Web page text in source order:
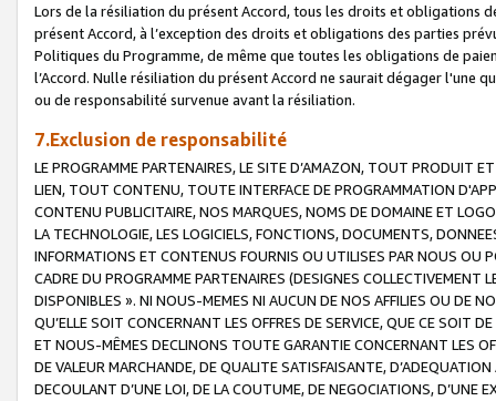
Lors de la résiliation du présent Accord, tous les droits et obligations
présent Accord, à l’exception des droits et obligations des parties
Politiques du Programme, de même que toutes les obligations de
l’Accord. Nulle résiliation du présent Accord ne saurait dégager l'une
ou de responsabilité survenue avant la résiliation.
7.Exclusion de responsabilité
LE PROGRAMME PARTENAIRES, LE SITE D’AMAZON, TOUT PRODUIT
LIEN, TOUT CONTENU, TOUTE INTERFACE DE PROGRAMMATION
CONTENU PUBLICITAIRE, NOS MARQUES, NOMS DE DOMAINE ET
LA TECHNOLOGIE, LES LOGICIELS, FONCTIONS, DOCUMENTS,
INFORMATIONS ET CONTENUS FOURNIS OU UTILISES PAR NOUS OU
CADRE DU PROGRAMME PARTENAIRES (DESIGNES COLLECTIVEMENT
DISPONIBLES ». NI NOUS-MEMES NI AUCUN DE NOS AFFILIES OU DE
QU’ELLE SOIT CONCERNANT LES OFFRES DE SERVICE, QUE CE SOIT
ET NOUS-MÊMES DECLINONS TOUTE GARANTIE CONCERNANT LES
DE VALEUR MARCHANDE, DE QUALITE SATISFAISANTE,
DECOULANT D’UNE LOI, DE LA COUTUME, DE NEGOCIATIONS, D’UNE